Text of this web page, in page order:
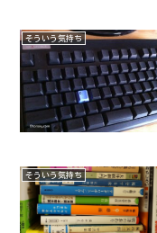
そういう気持ち
そういう気持ち